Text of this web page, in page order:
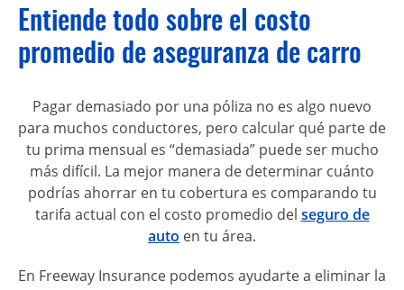
Entiende todo sobre el costo
promedio de aseguranza de carro
Pagar demasiado por una póliza no es algo nuevo
para muchos conductores, pero calcular qué parte de
tu prima mensual es “demasiada” puede ser mucho
más difícil. La mejor manera de determinar cuánto
podrías ahorrar en tu cobertura es comparando tu
tarifa actual con el costo promedio del seguro de
auto en tu área.
En Freeway Insurance podemos ayudarte a eliminar la